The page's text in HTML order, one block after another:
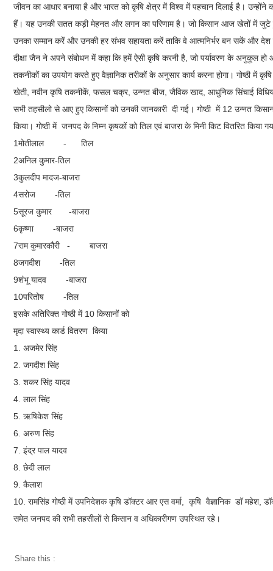
जीवन का आधार बनाया है और भारत को कृषि क्षेत्र में विश्व में पहचान दिलाई है।
हैं। यह उनकी सतत कड़ी मेहनत और लगन का परिणाम है। जो किसान आज खेतों में जुटे
उनका सम्मान करें और उनकी हर संभव सहायता करें ताकि वे आत्मनिर्भर बन सकें और देश
दीक्षा जैन ने अपने संबोधन में कहा कि हमें ऐसी कृषि करनी है, जो पर्यावरण के अनुकूल
तकनीकों का उपयोग करते हुए वैज्ञानिक तरीकों के अनुसार कार्य करना होगा। गोष्ठी में
खेती, नवीन कृषि तकनीकें, फसल चक्र, उन्नत बीज, जैविक खाद, आधुनिक सिंचाई
सभी तहसीलो से आए हुए किसानों को उनकी जानकारी दी गई। गोष्ठी में 12 उन्नत
किया। गोष्ठी में जनपद के निम्न कृषकों को तिल एवं बाजरा के मिनी किट वितरित किया
1मोतीलाल - तिल
2अनिल कुमार-तिल
3कुलदीप मादज-बाजरा
4सरोज -तिल
5सूरज कुमार -बाजरा
6कृष्णा -बाजरा
7राम कुमारकौरी - बाजरा
8जगदीश -तिल
9शंभू यादव -बाजरा
10परितोष -तिल
इसके अतिरिक्त गोष्ठी में 10 किसानों को
मृदा स्वास्थ्य कार्ड वितरण किया
1. अजमेर सिंह
2. जगदीश सिंह
3. शकर सिंह यादव
4. लाल सिंह
5. ऋषिकेश सिंह
6. अरुण सिंह
7. इंद्र पाल यादव
8. छेदी लाल
9. कैलाश
10. रामसिंह गोष्ठी में उपनिदेशक कृषि डॉक्टर आर एस वर्मा, कृषि वैज्ञानिक डॉ महेश,
समेत जनपद की सभी तहसीलों से किसान व अधिकारीगण उपस्थित रहे।
Share this :